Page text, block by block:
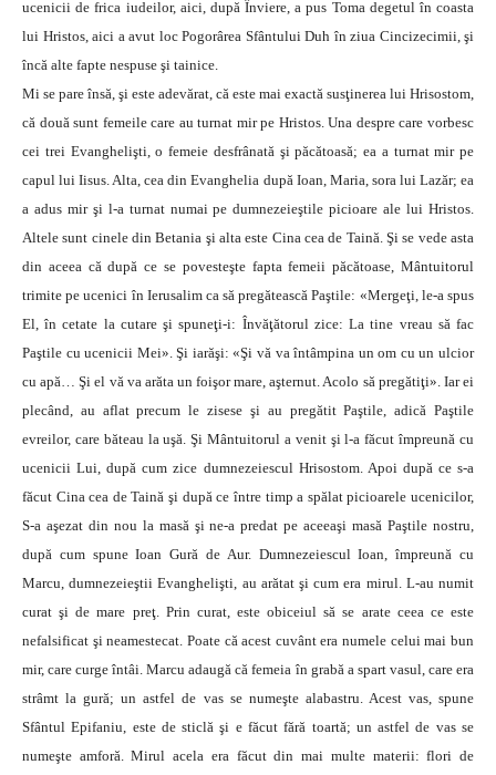
ucenicii de frica iudeilor, aici, după Înviere, a pus Toma degetul în coasta
lui Hristos, aici a avut loc Pogorârea Sfântului Duh în ziua Cincizecimii, şi
încă alte fapte nespuse şi tainice.
Mi se pare însă, şi este adevărat, că este mai exactă susţinerea lui Hrisostom,
că două sunt femeile care au turnat mir pe Hristos. Una despre care vorbesc
cei trei Evanghelişti, o femeie desfrânată şi păcătoasă; ea a turnat mir pe
capul lui Iisus. Alta, cea din Evanghelia după Ioan, Maria, sora lui Lazăr; ea
a adus mir şi l-a turnat numai pe dumnezeieştile picioare ale lui Hristos.
Altele sunt cinele din Betania şi alta este Cina cea de Taină. Şi se vede asta
din aceea că după ce se povesteşte fapta femeii păcătoase, Mântuitorul
trimite pe ucenici în Ierusalim ca să pregătească Paştile: «Mergeţi, le-a spus
El, în cetate la cutare şi spuneţi-i: Învăţătorul zice: La tine vreau să fac
Paştile cu ucenicii Mei». Şi iarăşi: «Şi vă va întâmpina un om cu un ulcior
cu apă… Şi el vă va arăta un foişor mare, aşternut. Acolo să pregătiţi». Iar ei
plecând, au aflat precum le zisese şi au pregătit Paştile, adică Paştile
evreilor, care băteau la uşă. Şi Mântuitorul a venit şi l-a făcut împreună cu
ucenicii Lui, după cum zice dumnezeiescul Hrisostom. Apoi după ce s-a
făcut Cina cea de Taină şi după ce între timp a spălat picioarele ucenicilor,
S-a aşezat din nou la masă şi ne-a predat pe aceeaşi masă Paştile nostru,
după cum spune Ioan Gură de Aur. Dumnezeiescul Ioan, împreună cu
Marcu, dumnezeieştii Evanghelişti, au arătat şi cum era mirul. L-au numit
curat şi de mare preţ. Prin curat, este obiceiul să se arate ceea ce este
nefalsificat şi neamestecat. Poate că acest cuvânt era numele celui mai bun
mir, care curge întâi. Marcu adaugă că femeia în grabă a spart vasul, care era
strâmt la gură; un astfel de vas se numeşte alabastru. Acest vas, spune
Sfântul Epifaniu, este de sticlă şi e făcut fără toartă; un astfel de vas se
numeşte amforă. Mirul acela era făcut din mai multe materii: flori de